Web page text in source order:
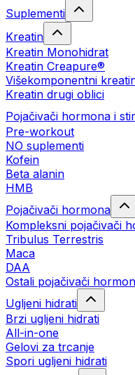
Suplementi
Kreatin
Kreatin Monohidrat
Kreatin Creapure®
Višekomponentni
Kreatin drugi oblici
Pojačivači hormona i
Pre-workout
NO suplementi
Kofein
Beta alanin
HMB
Pojačivači hormona
Kompleksni pojačivači
Tribulus Terrestris
Maca
DAA
Ostali pojačivači
Ugljeni hidrati
Brzi ugljeni hidrati
All-in-one
Gelovi za trcanje
Spori ugljeni hidrati